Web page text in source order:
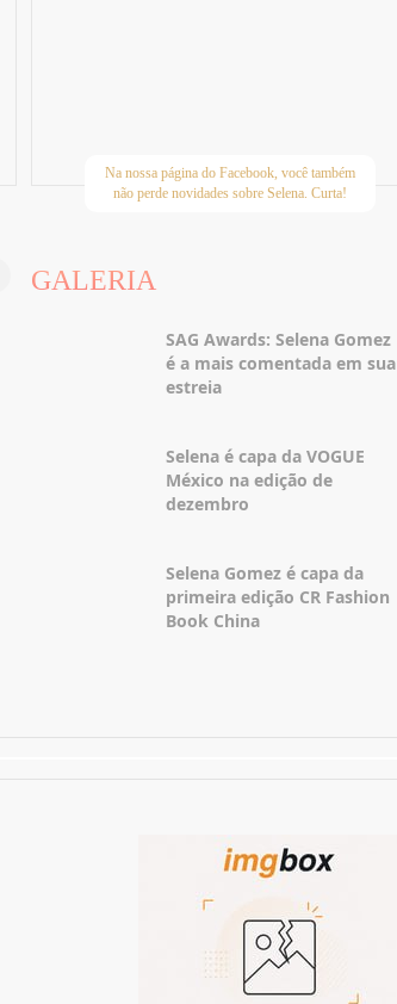
Na nossa página do Facebook, você também
não perde novidades sobre Selena. Curta!
Taylor Swift Brasil
GALERIA
SAG Awards: Selena Gomez
é a mais comentada em sua
estreia
Selena é capa da VOGUE
México na edição de
dezembro
Selena Gomez é capa da
primeira edição CR Fashion
Book China